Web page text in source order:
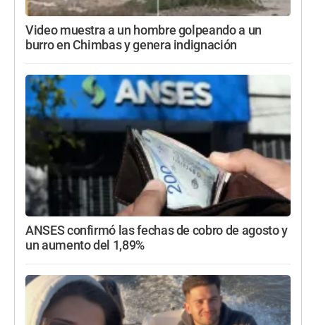
Video muestra a un hombre golpeando a un
burro en Chimbas y genera indignación
ANSES confirmó las fechas de cobro de agosto y
un aumento del 1,89%